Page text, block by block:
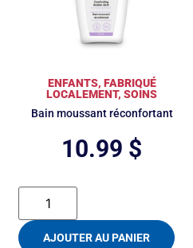
ENFANTS, FABRIQUÉ
LOCALEMENT, SOINS
Bain moussant réconfortant
10.99 $
AJOUTER AU PANIER